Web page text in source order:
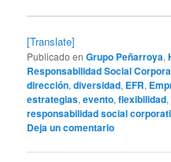
[Translate]
Publicado en Grupo Peñarroya,
Responsabilidad Social
dirección,diversidad, EFR,
estrategias,evento,flexibilidad,
responsabilidad social
Deja un comentario